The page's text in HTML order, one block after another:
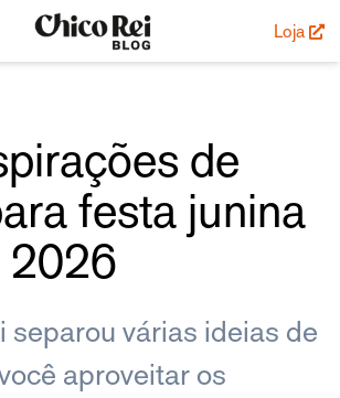
Loja
de
festa junina
2026
separou várias ideias de
aproveitar os